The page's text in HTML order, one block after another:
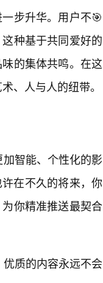
步升华。用户不🎯
种基于共同爱好的
的集体共鸣。在这
、人与人的纽带。
智能、个性化的影
在不久的将来，你
你精准推送最契合
质的内容永远不会